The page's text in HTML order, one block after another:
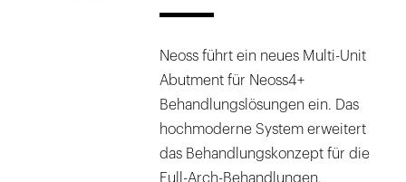
Neoss führt ein neues Multi-Unit
Abutment für Neoss4+
Behandlungslösungen ein. Das
hochmoderne System erweitert
das Behandlungskonzept für die
Full-Arch-Behandlungen.